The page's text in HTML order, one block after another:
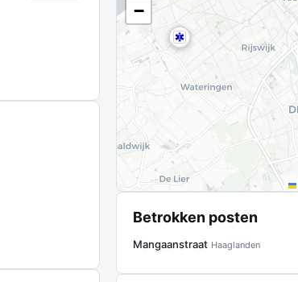
−
Betrokken posten
Mangaanstraat Haaglanden